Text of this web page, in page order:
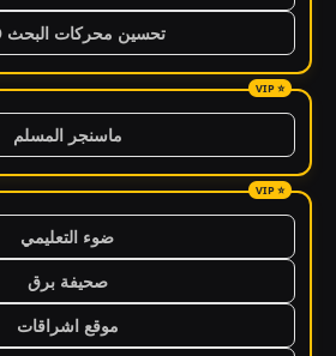
تحسين محركات البحث SEO
ماسنجر المسلم
ضوء التعليمي
صحيفة برق
موقع اشراقات